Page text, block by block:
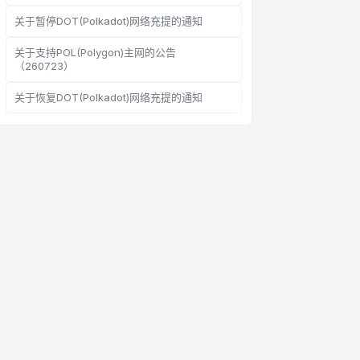
关于暂停DOT(Polkadot)网络充提的通知
关于支持POL(Polygon)主网的公告
（260723）
关于恢复DOT(Polkadot)网络充提的通知